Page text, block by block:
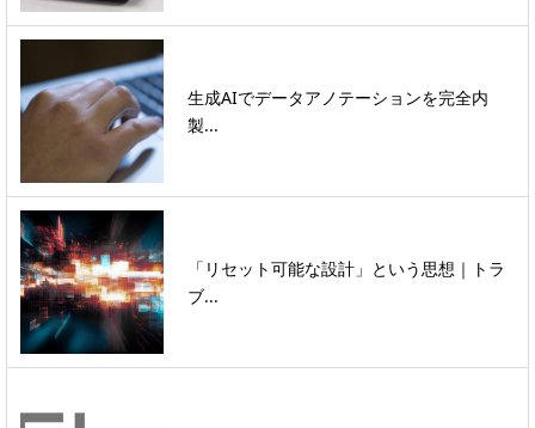
生成AIでデータアノテーションを完全内
製...
「リセット可能な設計」という思想｜トラ
ブ...